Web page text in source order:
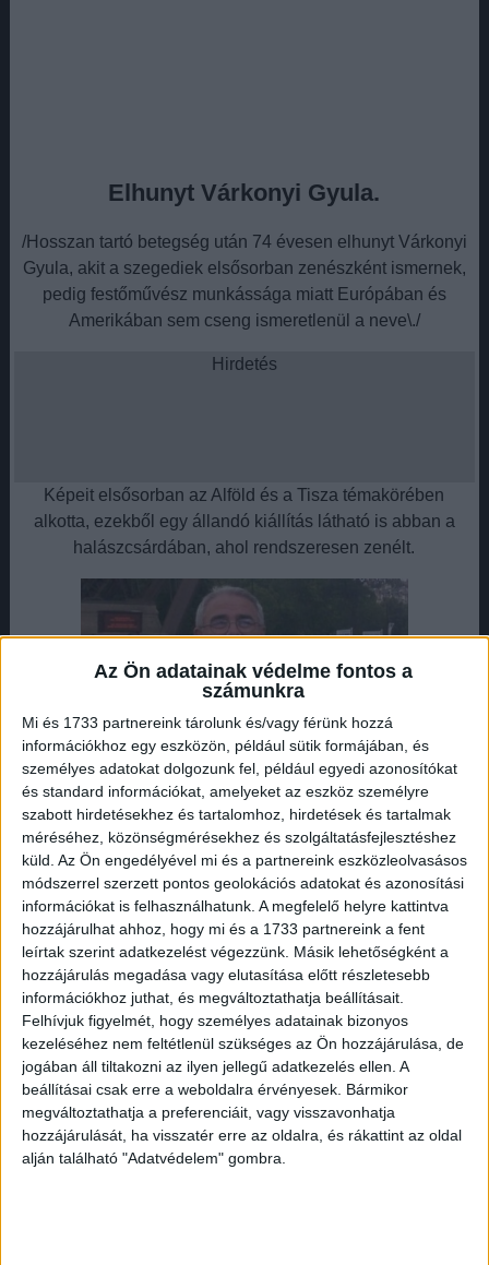
Az Ön adatainak védelme fontos a
számunkra
Mi és 1733 partnereink tárolunk és/vagy férünk hozzá
információkhoz egy eszközön, például sütik formájában, és
személyes adatokat dolgozunk fel, például egyedi azonosítókat
és standard információkat, amelyeket az eszköz személyre
szabott hirdetésekhez és tartalomhoz, hirdetések és tartalmak
méréséhez, közönségmérésekhez és szolgáltatásfejlesztéshez
küld. Az Ön engedélyével mi és a partnereink eszközleolvasásos
módszerrel szerzett pontos geolokációs adatokat és azonosítási
információkat is felhasználhatunk. A megfelelő helyre kattintva
hozzájárulhat ahhoz, hogy mi és a 1733 partnereink a fent
leírtak szerint adatkezelést végezzünk. Másik lehetőségként a
hozzájárulás megadása vagy elutasítása előtt részletesebb
információkhoz juthat, és megváltoztathatja beállításait.
Felhívjuk figyelmét, hogy személyes adatainak bizonyos
kezeléséhez nem feltétlenül szükséges az Ön hozzájárulása, de
jogában áll tiltakozni az ilyen jellegű adatkezelés ellen. A
beállításai csak erre a weboldalra érvényesek. Bármikor
megváltoztathatja a preferenciáit, vagy visszavonhatja
hozzájárulását, ha visszatér erre az oldalra, és rákattint az oldal
alján található "Adatvédelem" gombra.
Elhunyt Várkonyi Gyula.
/Hosszan tartó betegség után 74 évesen elhunyt Várkonyi
Gyula, akit a szegediek elsősorban zenészként ismernek,
pedig festőművész munkássága miatt Európában és
Amerikában sem cseng ismeretlenül a neve\./
Hirdetés
Képeit elsősorban az Alföld és a Tisza témakörében
alkotta, ezekből egy állandó kiállítás látható is abban a
halászcsárdában, ahol rendszeresen zenélt.
Várkonyi Gyula egy sokgyermekes, nehéz sorsú
sándorfalvi családba született, tehetségének és
szorgalmának köszönhetően azonban sikerült kitörnie a
szegénységből. Bútorfestő inasból vált festőművésszé,
emellett pedig, bárnem volt alkalma zeneiskolába járni,
zenészként is elismert művész lett. Mindezek mellett
verseket is írt, vagyis költőként is letette névjegyét.
Hirdetés
Fő hangszere a tangóharmonika volt, ezzel szórakoztatta
évtizedeken át közönségét. Kiemelkedő kapcsolatteremtő